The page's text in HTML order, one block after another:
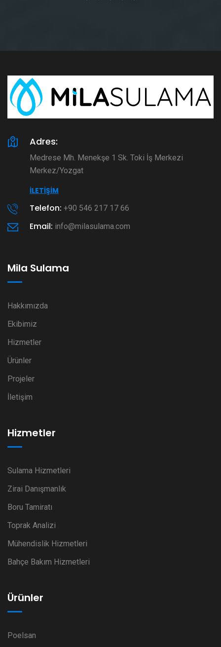
Adres:
Medrese Mh. Menekşe 1 Sk. Toki İş Merkezi
Merkez/Yozgat
İLETIŞIM
Telefon: +90 546 217 17 66
Email: info@milasulama.com
Mila Sulama
Hakkımızda
Ekibimiz
Hizmetler
Ürünler
Projeler
İletişim
Hizmetler
Sulama Hizmetleri
Zirai Danışmanlık
Boru Tamiratı
Toprak Analizi
Mühendislik Hizmetleri
Bahçe Bakım Hizmetleri
Ürünler
Poelsan